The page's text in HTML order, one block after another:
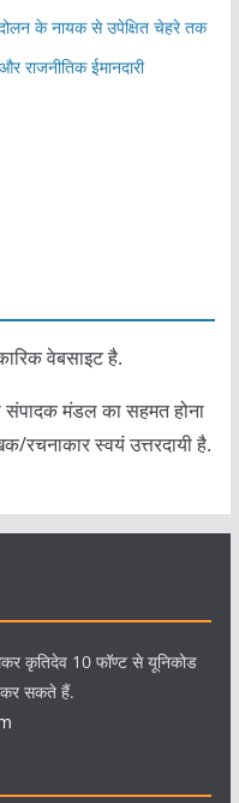
के नायक से उपेक्षित चेहरे तक
राजनीतिक ईमानदारी
वेबसाइट है.
संपादक मंडल का सहमत होना
स्वयं उत्तरदायी है.
कृतिदेव 10 फॉण्ट से यूनिकोड
कर सकते हैं.